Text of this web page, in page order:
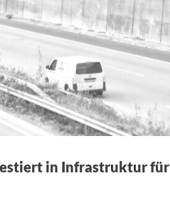
in Infrastruktur für